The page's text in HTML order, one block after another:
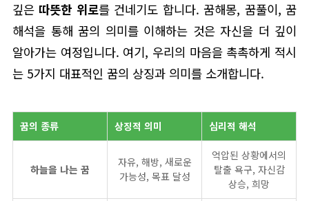
깊은 따뜻한 위로를 건네기도 합니다. 꿈해몽, 꿈풀이, 꿈
해석을 통해 꿈의 의미를 이해하는 것은 자신을 더 깊이
알아가는 여정입니다. 여기, 우리의 마음을 촉촉하게 적시
는 5가지 대표적인 꿈의 상징과 의미를 소개합니다.
꿈의 종류 상징적 의미 심리적 해석
하늘을 나는 꿈
자유, 해방, 새로운
가능성, 목표 달성
억압된 상황에서의
탈출 욕구, 자신감
상승, 희망